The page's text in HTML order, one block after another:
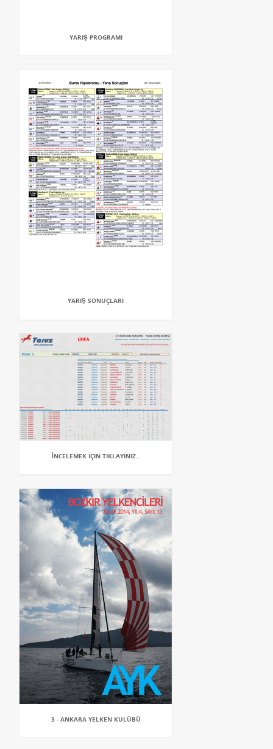
YARIŞ PROGRAMI
YARIŞ SONUÇLARI
İNCELEMEK IÇIN TIKLAYINIZ..
3 - ANKARA YELKEN KULÜBÜ